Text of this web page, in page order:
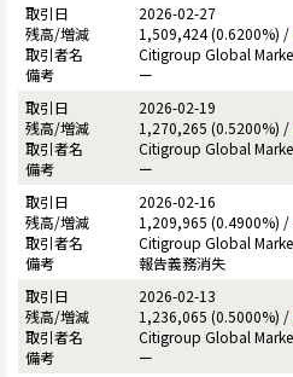
2026-02-27
1,509,424 (0.6200%) /
Citigroup Global
ー
2026-02-19
1,270,265 (0.5200%) /
Citigroup Global
ー
2026-02-16
1,209,965 (0.4900%) /
Citigroup Global
報告義務消失
2026-02-13
1,236,065 (0.5000%) /
Citigroup Global
ー